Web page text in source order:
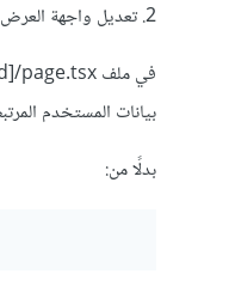
2. تعديل واجهة العرض لاستخدام بيانات صاحب التعليق
بيانات المستخدم
بدلًا من: